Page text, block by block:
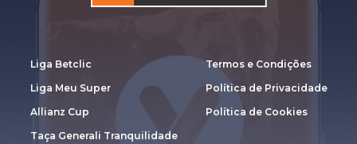
Liga Betclic
Liga Meu Super
Allianz Cup
Taça Generali Tranquilidade
Termos e Condições
Política de Privacidade
Política de Cookies